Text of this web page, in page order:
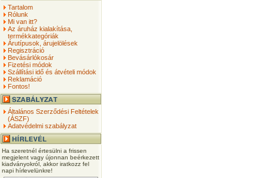
Tartalom
Rólunk
Mi van itt?
Az áruház kialakítása,
termékkategóriák
Árutípusok, árujelölések
Regisztráció
Bevásárlókosár
Fizetési módok
Szállítási idő és átvételi módok
Reklamáció
Fontos!
Általános Szerződési Feltételek
(ÁSZF)
Adatvédelmi szabályzat
Ha szeretnél értesülni a frissen
megjelent vagy újonnan beérkezett
kiadványokról, akkor iratkozz fel
napi hírlevelünkre!